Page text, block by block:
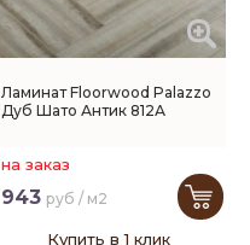
Ламинат Floorwood Palazzo
Дуб Шато Антик 812А
на заказ
943 руб / м2
Купить в 1 клик